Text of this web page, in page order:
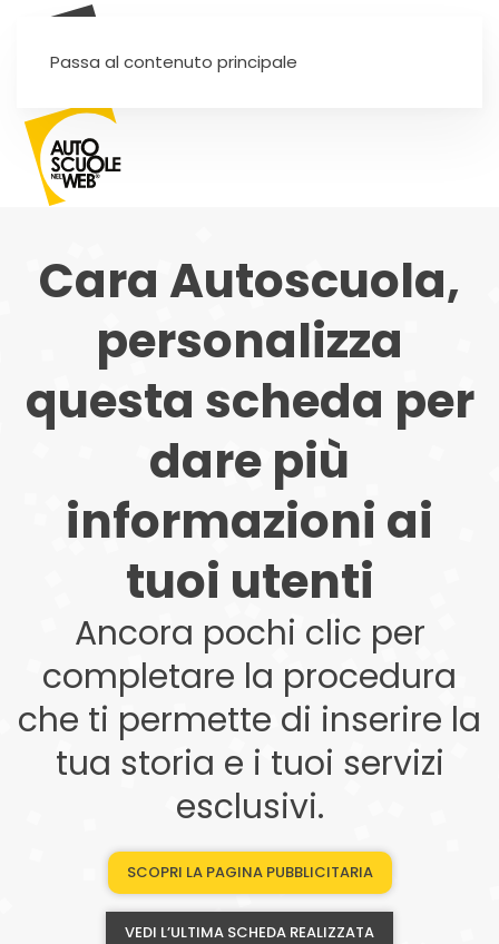
Passa al contenuto principale
Cara Autoscuola,
personalizza
questa scheda per
dare più
informazioni ai
tuoi utenti
Ancora pochi clic per
completare la procedura
che ti permette di inserire la
tua storia e i tuoi servizi
esclusivi.
SCOPRI LA PAGINA PUBBLICITARIA
VEDI L’ULTIMA SCHEDA REALIZZATA